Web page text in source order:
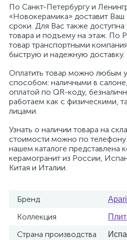
По Санкт-Петербургу и
«Новокерамика» доставит Ваш
сроки. Для Вас также доступна
товара и подъему на этаж. По
товар транспортными
быструю и надежную доставку.
Оплатить товар можно любым
способом: наличными в
оплатой по QR-коду,
работаем как с физическими,
лицами.
Узнать о наличии товара на
стоимости можно по телефону
нашем каталоге представлена
керамогранит из России,
Китая и Италии.
Бренд
Коллекция
Страна производства